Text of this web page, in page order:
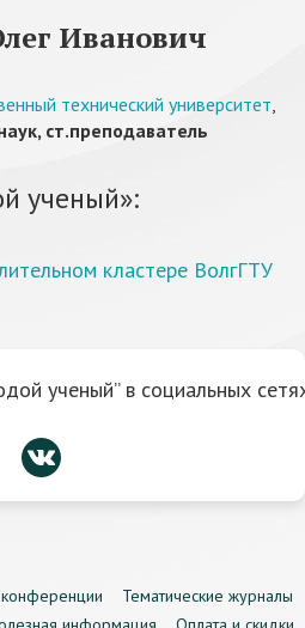
Иванович
технический университет,
ст.преподаватель
ученый»:
кластере ВолгГТУ
ученый” в социальных
Тематические журналы